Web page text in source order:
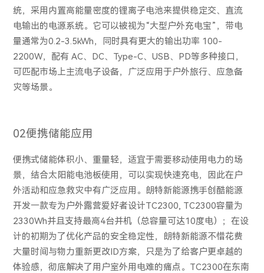
统，采用内置高能量密度的锂离子电池来提供稳定交、直流
电输出的电源系统。它可以被视为“大型户外充电宝”，带电
量通常为0.2-3.5kWh，同时具有更大的输出功率 100-
2200W，配有 AC、DC、Type-C、USB、PD等多种接口，
可匹配市场上主流电子设备，广泛应用于户外旅行、应急备
灾等场景。
02便携储能应用
便携式储能体积小、重量轻，适宜于需要移动使用电力的场
景，结合太阳能电池板使用，可以实现快速充电，因此在户
外活动和应急救灾中有广泛应用。朗特新能源携手创酷能源
开发一款专为户外露营爱好者设计TC2300, TC2300容量为
2330Wh并且支持最高4台并机（总容量可达10度电）；在设
计的初期为了优化产品的安全稳定性，朗特新能源不惜花费
大量时间与物力重新更改ID方案，只是为了给客户更卓越的
体验感，彻底解决了用户室外用电难的痛点。TC2300在东南